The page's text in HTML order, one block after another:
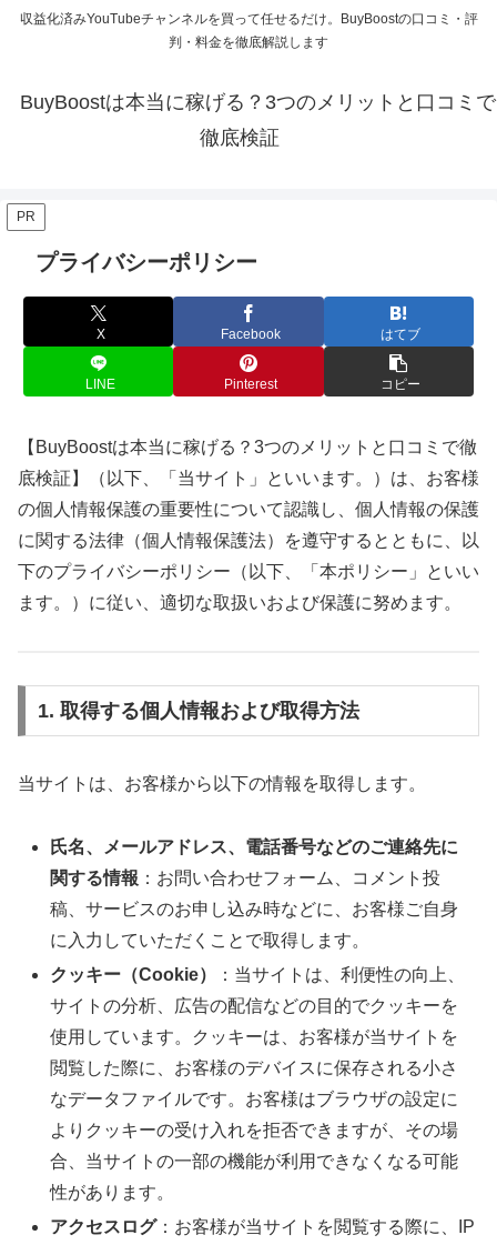
収益化済みYouTubeチャンネルを買って任せるだけ。BuyBoostの口コミ・評
判・料金を徹底解説します
BuyBoostは本当に稼げる？3つのメリットと口コミで
徹底検証
PR
プライバシーポリシー
X Facebook はてブ
LINE Pinterest コピー
【BuyBoostは本当に稼げる？3つのメリットと口コミで徹
底検証】（以下、「当サイト」といいます。）は、お客様
の個人情報保護の重要性について認識し、個人情報の保護
に関する法律（個人情報保護法）を遵守するとともに、以
下のプライバシーポリシー（以下、「本ポリシー」といい
ます。）に従い、適切な取扱いおよび保護に努めます。
1. 取得する個人情報および取得方法
当サイトは、お客様から以下の情報を取得します。
氏名、メールアドレス、電話番号などのご連絡先に
関する情報 ：お問い合わせフォーム、コメント投
稿、サービスのお申し込み時などに、お客様ご自身
に入力していただくことで取得します。
クッキー（Cookie）
：当サイトは、利便性の向上、
サイトの分析、広告の配信などの目的でクッキーを
使用しています。クッキーは、お客様が当サイトを
閲覧した際に、お客様のデバイスに保存される小さ
なデータファイルです。お客様はブラウザの設定に
よりクッキーの受け入れを拒否できますが、その場
合、当サイトの一部の機能が利用できなくなる可能
性があります。
アクセスログ：お客様が当サイトを閲覧する際に、IP